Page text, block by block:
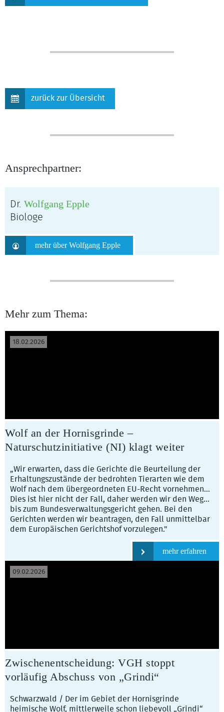
zurück zur Übersicht
Ansprechpartner:
Dr. Wolfgang Epple
Biologe
mehr über Wolfgang Epple
Mehr zum Thema:
18.02.2026
Wolf an der Hornisgrinde –
Naturschutzinitiative (NI) klagt weiter
„Wir erwarten, dass die Gerichte die Beurteilung der
Erhaltungszustände der bedrohten Tierarten wie dem
Wolf nach dem übergeordneten EU-Recht vornehmen...
Dies ist hier nicht der Fall, daher werden wir den Weg...
bis zum Bundesverwaltungsgericht gehen. Bei den
Gerichten werden wir beantragen, den Fall unmittelbar
dem Europäischen Gerichtshof vorzulegen."
mehr erfahren
09.02.2026
Zwischenentscheidung: VGH stoppt
vorläufig Abschuss von „Grindi“
Schwarzwald / Der im Gebiet der Hornisgrinde
heimische Wolf, mittlerweile schon liebevoll „Grindi“